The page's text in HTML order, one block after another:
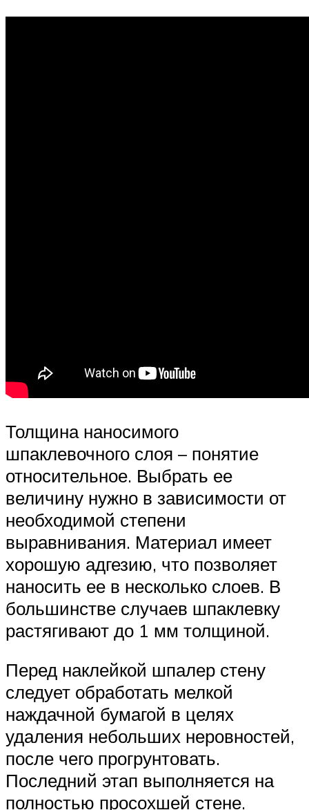
Толщина наносимого
шпаклевочного слоя – понятие
относительное. Выбрать ее
величину нужно в зависимости от
необходимой степени
выравнивания. Материал имеет
хорошую адгезию, что позволяет
наносить ее в несколько слоев. В
большинстве случаев шпаклевку
растягивают до 1 мм толщиной.
Перед наклейкой шпалер стену
следует обработать мелкой
наждачной бумагой в целях
удаления небольших неровностей,
после чего прогрунтовать.
Последний этап выполняется на
полностью просохшей стене.